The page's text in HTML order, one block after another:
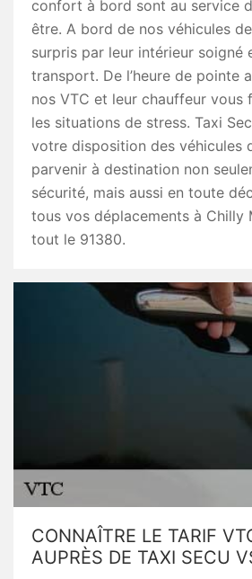
confort à bord sont au service
être. A bord de nos véhicules
surpris par leur intérieur soigné
transport. De l’heure de pointe
nos VTC et leur chauffeur vous
les situations de stress. Taxi
votre disposition des véhicules
parvenir à destination non
sécurité, mais aussi en toute
tous vos déplacements à Chilly
tout le 91380.
CONNAÎTRE LE TARIF
AUPRÈS DE TAXI SECU